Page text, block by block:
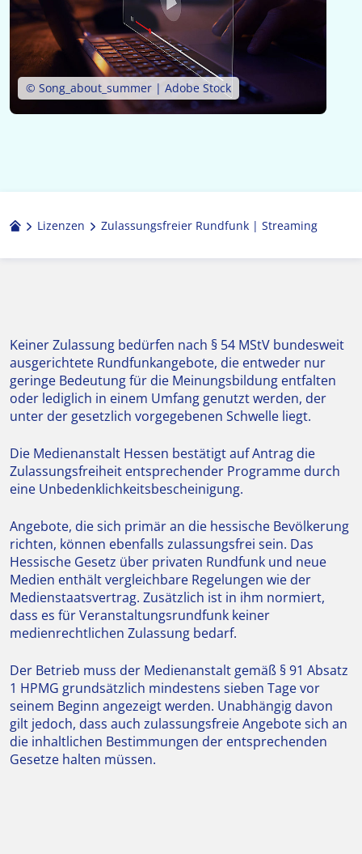
© Song_about_summer | Adobe Stock
Lizenzen Zulassungs­freier Rund­funk | Streaming
Keiner Zulassung bedürfen nach § 54 MStV bundesweit
ausgerichtete Rundfunkangebote, die entweder nur
geringe Bedeutung für die Meinungsbildung entfalten
oder lediglich in einem Umfang genutzt werden, der
unter der gesetzlich vorgegebenen Schwelle liegt.
Die Medienanstalt Hessen bestätigt auf Antrag die
Zulassungsfreiheit entsprechender Programme durch
eine Unbedenklichkeitsbescheinigung.
Angebote, die sich primär an die hessische Bevölkerung
richten, können ebenfalls zulassungsfrei sein. Das
Hessische Gesetz über privaten Rundfunk und neue
Medien enthält vergleichbare Regelungen wie der
Medienstaatsvertrag. Zusätzlich ist in ihm normiert,
dass es für Veranstaltungsrundfunk keiner
medienrechtlichen Zulassung bedarf.
Der Betrieb muss der Medienanstalt gemäß § 91 Absatz
1 HPMG grundsätzlich mindestens sieben Tage vor
seinem Beginn angezeigt werden. Unabhängig davon
gilt jedoch, dass auch zulassungsfreie Angebote sich an
die inhaltlichen Bestimmungen der entsprechenden
Gesetze halten müssen.